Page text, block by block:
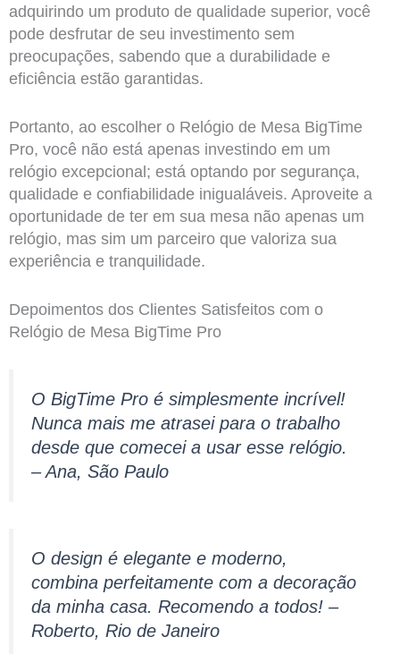
adquirindo um produto de qualidade superior, você
pode desfrutar de seu investimento sem
preocupações, sabendo que a durabilidade e
eficiência estão garantidas.
Portanto, ao escolher o Relógio de Mesa BigTime
Pro, você não está apenas investindo em um
relógio excepcional; está optando por segurança,
qualidade e confiabilidade inigualáveis. Aproveite a
oportunidade de ter em sua mesa não apenas um
relógio, mas sim um parceiro que valoriza sua
experiência e tranquilidade.
Depoimentos dos Clientes Satisfeitos com o
Relógio de Mesa BigTime Pro
O BigTime Pro é simplesmente incrível!
Nunca mais me atrasei para o trabalho
desde que comecei a usar esse relógio.
– Ana, São Paulo
O design é elegante e moderno,
combina perfeitamente com a decoração
da minha casa. Recomendo a todos! –
Roberto, Rio de Janeiro